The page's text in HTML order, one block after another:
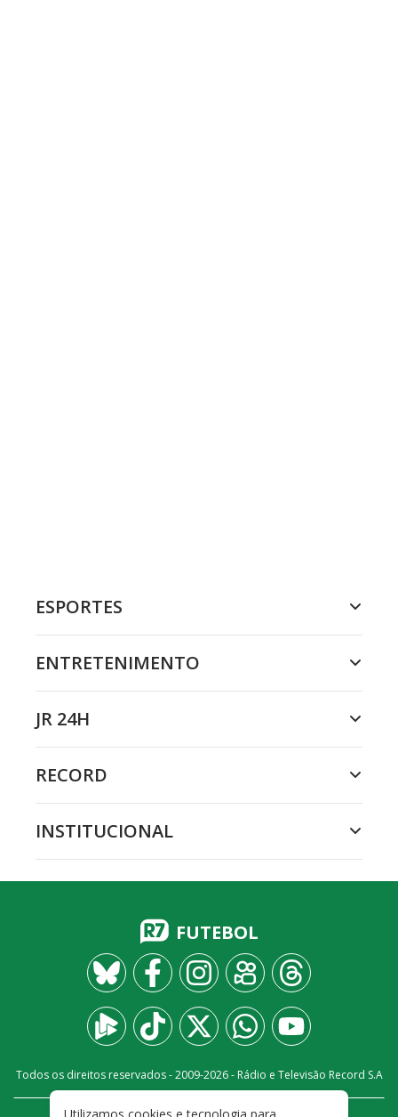
ESPORTES
ENTRETENIMENTO
JR 24H
RECORD
INSTITUCIONAL
FUTEBOL
Todos os direitos reservados - 2009-2026- Rádio e Televisão Record S.A